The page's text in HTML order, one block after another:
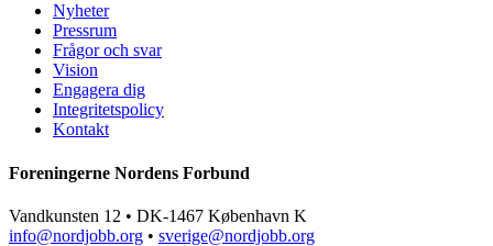
Nyheter
Pressrum
Frågor och svar
Vision
Engagera dig
Integritetspolicy
Kontakt
Foreningerne Nordens Forbund
Vandkunsten 12 • DK-1467 København K
info@nordjobb.org • sverige@nordjobb.org